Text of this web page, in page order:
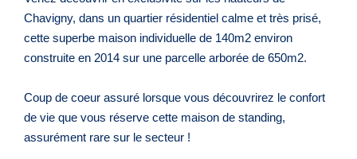
Chavigny, dans un quartier résidentiel calme et très prisé,
cette superbe maison individuelle de 140m2 environ
construite en 2014 sur une parcelle arborée de 650m2.
Coup de coeur assuré lorsque vous découvrirez le confort
de vie que vous réserve cette maison de standing,
assurément rare sur le secteur !